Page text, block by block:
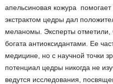
апельсиновая кожура
экстрактом цедры дал
меланомы. Эксперты отметили,
богата антиоксидантами. Ее
медицине, но с научной точки
потенциал цедры никогда не
ведутся исследования,